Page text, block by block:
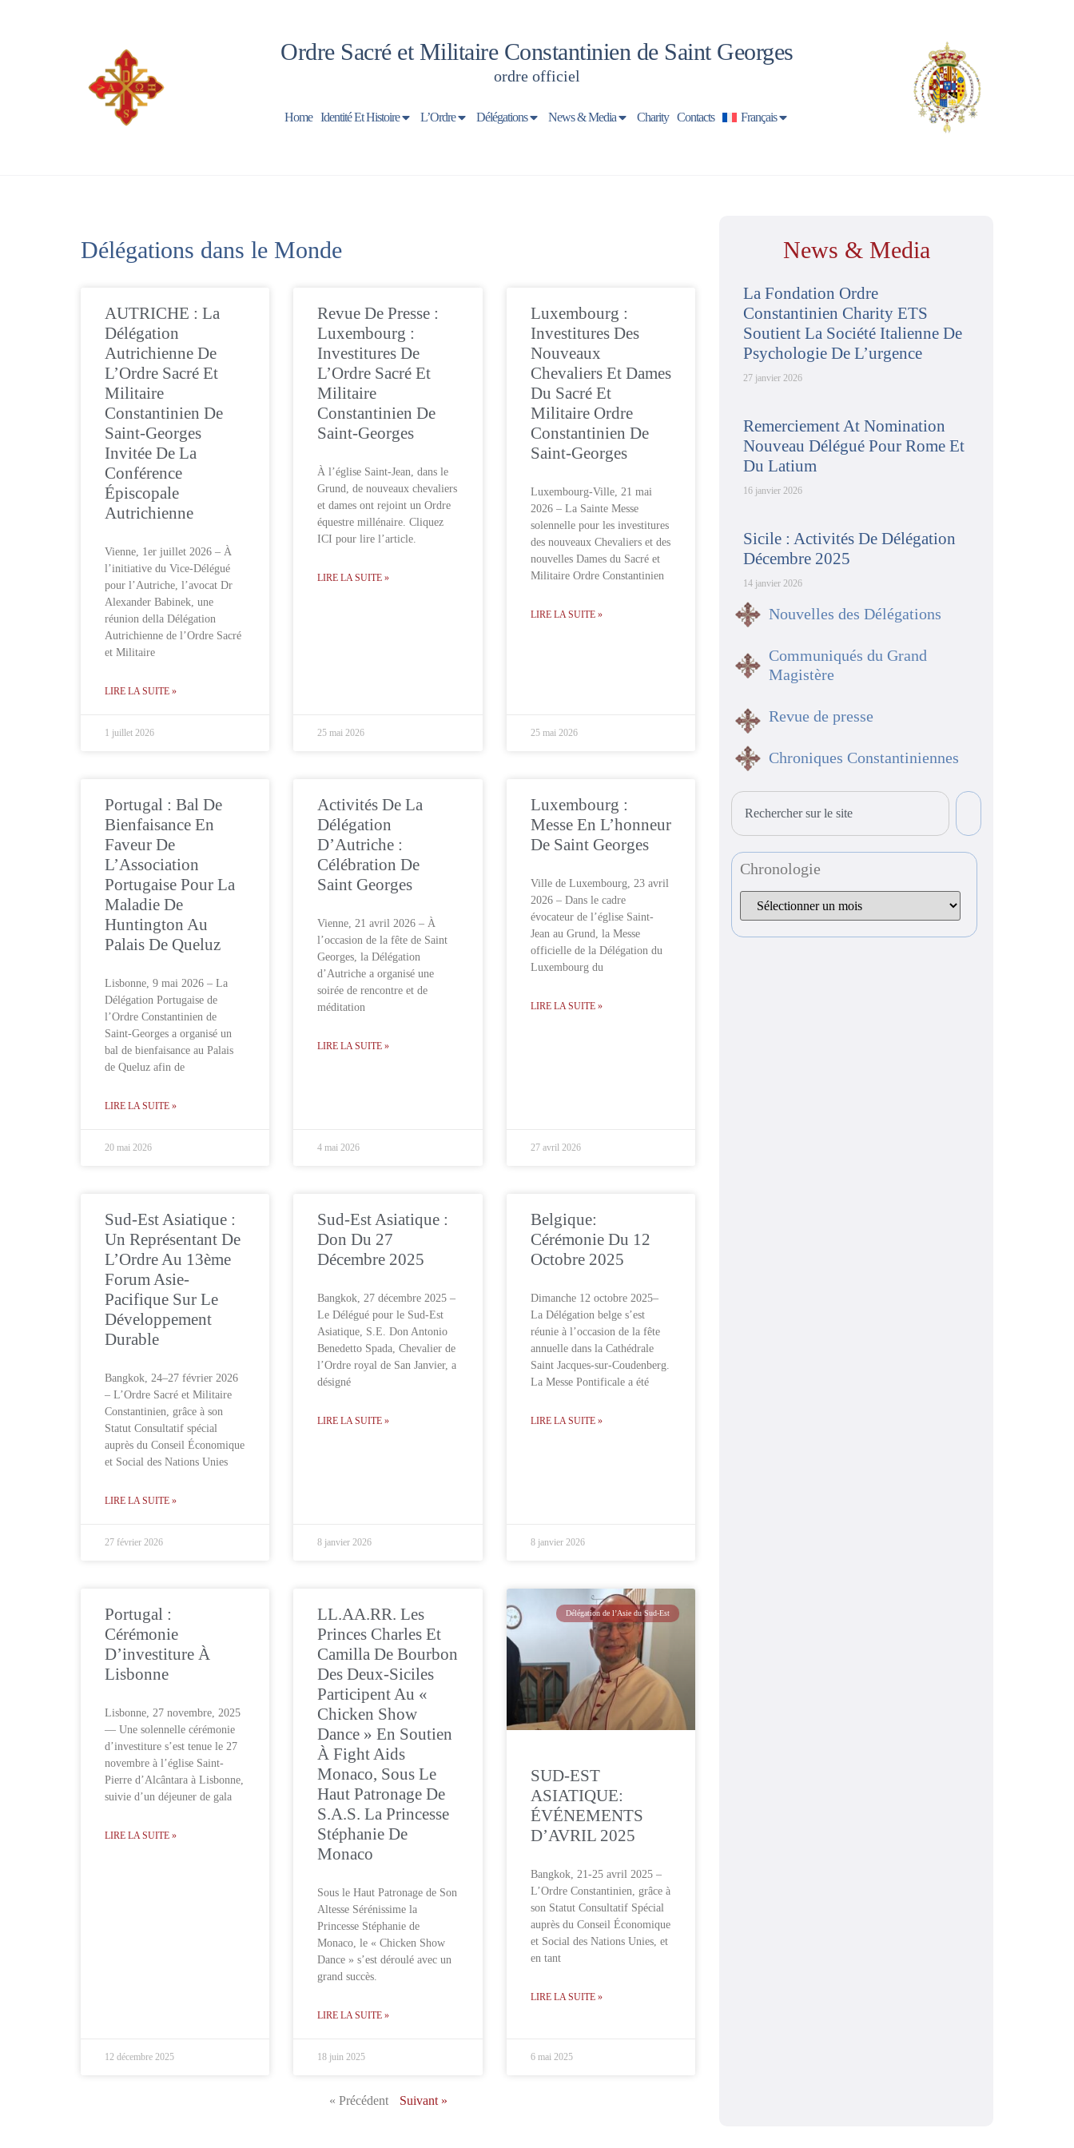
Ordre Sacré et Militaire Constantinien de Saint Georges
ordre officiel
Home Identité Et Histoire L’Ordre Délégations News & Media Charity Contacts Français
Délégations dans le Monde
AUTRICHE : La
Délégation
Autrichienne De
L’Ordre Sacré Et
Militaire
Constantinien De
Saint-Georges
Invitée De La
Conférence
Épiscopale
Autrichienne
Vienne, 1er juillet 2026 – À
l’initiative du Vice-Délégué
pour l’Autriche, l’avocat Dr
Alexander Babinek, une
réunion della Délégation
Autrichienne de l’Ordre Sacré
et Militaire
LIRE LA SUITE »
1 juillet 2026
Revue De Presse :
Luxembourg :
Investitures De
L’Ordre Sacré Et
Militaire
Constantinien De
Saint-Georges
À l’église Saint-Jean, dans le
Grund, de nouveaux chevaliers
et dames ont rejoint un Ordre
équestre millénaire. Cliquez
ICI pour lire l’article.
LIRE LA SUITE »
25 mai 2026
Luxembourg :
Investitures Des
Nouveaux
Chevaliers Et Dames
Du Sacré Et
Militaire Ordre
Constantinien De
Saint-Georges
Luxembourg-Ville, 21 mai
2026 – La Sainte Messe
solennelle pour les investitures
des nouveaux Chevaliers et des
nouvelles Dames du Sacré et
Militaire Ordre Constantinien
LIRE LA SUITE »
25 mai 2026
Portugal : Bal De
Bienfaisance En
Faveur De
L’Association
Portugaise Pour La
Maladie De
Huntington Au
Palais De Queluz
Lisbonne, 9 mai 2026 – La
Délégation Portugaise de
l’Ordre Constantinien de
Saint-Georges a organisé un
bal de bienfaisance au Palais
de Queluz afin de
LIRE LA SUITE »
20 mai 2026
Activités De La
Délégation
D’Autriche :
Célébration De
Saint Georges
Vienne, 21 avril 2026 – À
l’occasion de la fête de Saint
Georges, la Délégation
d’Autriche a organisé une
soirée de rencontre et de
méditation
LIRE LA SUITE »
4 mai 2026
Luxembourg :
Messe En L’honneur
De Saint Georges
Ville de Luxembourg, 23 avril
2026 – Dans le cadre
évocateur de l’église Saint-
Jean au Grund, la Messe
officielle de la Délégation du
Luxembourg du
LIRE LA SUITE »
27 avril 2026
Sud-Est Asiatique :
Un Représentant De
L’Ordre Au 13ème
Forum Asie-
Pacifique Sur Le
Développement
Durable
Bangkok, 24–27 février 2026
– L’Ordre Sacré et Militaire
Constantinien, grâce à son
Statut Consultatif spécial
auprès du Conseil Économique
et Social des Nations Unies
LIRE LA SUITE »
27 février 2026
Sud-Est Asiatique :
Don Du 27
Décembre 2025
Bangkok, 27 décembre 2025 –
Le Délégué pour le Sud-Est
Asiatique, S.E. Don Antonio
Benedetto Spada, Chevalier de
l’Ordre royal de San Janvier, a
désigné
LIRE LA SUITE »
8 janvier 2026
Belgique:
Cérémonie Du 12
Octobre 2025
Dimanche 12 octobre 2025–
La Délégation belge s’est
réunie à l’occasion de la fête
annuelle dans la Cathédrale
Saint Jacques-sur-Coudenberg.
La Messe Pontificale a été
LIRE LA SUITE »
8 janvier 2026
Portugal :
Cérémonie
D’investiture À
Lisbonne
Lisbonne, 27 novembre, 2025
— Une solennelle cérémonie
d’investiture s’est tenue le 27
novembre à l’église Saint-
Pierre d’Alcântara à Lisbonne,
suivie d’un déjeuner de gala
LIRE LA SUITE »
12 décembre 2025
LL.AA.RR. Les
Princes Charles Et
Camilla De Bourbon
Des Deux-Siciles
Participent Au «
Chicken Show
Dance » En Soutien
À Fight Aids
Monaco, Sous Le
Haut Patronage De
S.A.S. La Princesse
Stéphanie De
Monaco
Sous le Haut Patronage de Son
Altesse Sérénissime la
Princesse Stéphanie de
Monaco, le « Chicken Show
Dance » s’est déroulé avec un
grand succès.
LIRE LA SUITE »
18 juin 2025
Délégation de l’Asie du Sud-Est
SUD-EST
ASIATIQUE:
ÉVÉNEMENTS
D’AVRIL 2025
Bangkok, 21-25 avril 2025 –
L’Ordre Constantinien, grâce à
son Statut Consultatif Spécial
auprès du Conseil Économique
et Social des Nations Unies, et
en tant
LIRE LA SUITE »
6 mai 2025
« Précédent Suivant »
News & Media
La Fondation Ordre
Constantinien Charity ETS
Soutient La Société Italienne De
Psychologie De L’urgence
27 janvier 2026
Remerciement At Nomination
Nouveau Délégué Pour Rome Et
Du Latium
16 janvier 2026
Sicile : Activités De Délégation
Décembre 2025
14 janvier 2026
Nouvelles des Délégations
Communiqués du Grand
Magistère
Revue de presse
Chroniques Constantiniennes
Chronologie